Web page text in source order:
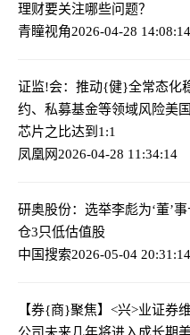
理财要关注哪些问题？
青瞳视角2026-04-28 14:08:14
证监!会：推动{健}全常态化
约、私募基金等领域风险美
芯片之比达到1:1
凤凰网2026-04-28 11:34:14
研奥股份：选举李彪为‘董’
仓3只低估值股
中国搜索2026-05-04 20:31:14
【券{商}聚焦】<兴>业证券
公司未来几年将进入成长期